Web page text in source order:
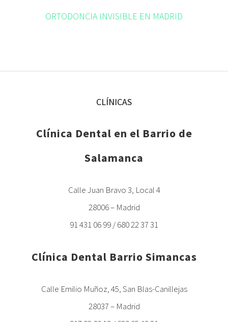
ORTODONCIA INVISIBLE EN MADRID
CLÍNICAS
Clínica Dental en el Barrio de
Salamanca
Calle Juan Bravo 3, Local 4
28006 – Madrid
91 431 06 99 / 680 22 37 31
Clínica Dental Barrio Simancas
Calle Emilio Muñoz, 45, San Blas-Canillejas
28037 – Madrid